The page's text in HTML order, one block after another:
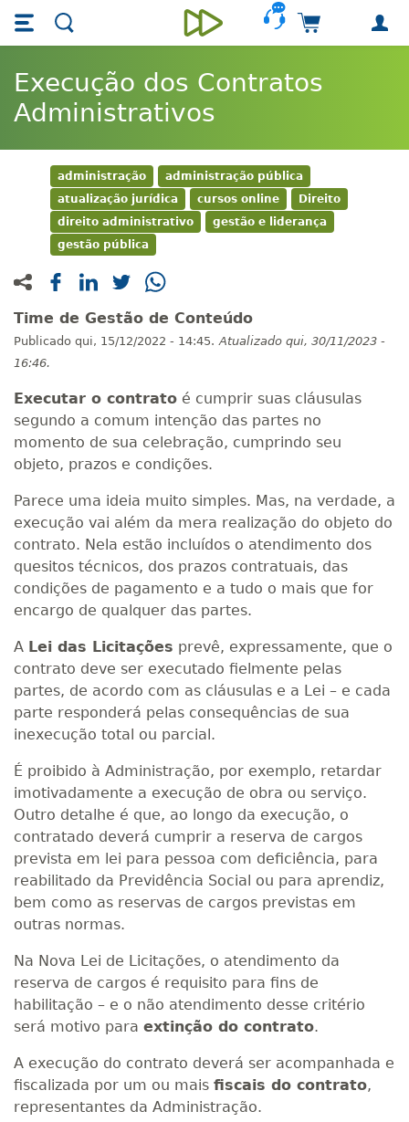
Skip main navigation
Skip to main content
Unieducar
Carrinho de
Execução dos Contratos
Administrativos
administração
administração pública
atualização jurídica
cursos online
Direito
direito administrativo
gestão e liderança
gestão pública
Time de Gestão de Conteúdo
Publicado qui, 15/12/2022 - 14:45. Atualizado qui, 30/11/2023 -
16:46.
Executar o contrato é cumprir suas cláusulas
segundo a comum intenção das partes no
momento de sua celebração, cumprindo seu
objeto, prazos e condições.
Parece uma ideia muito simples. Mas, na verdade, a
execução vai além da mera realização do objeto do
contrato. Nela estão incluídos o atendimento dos
quesitos técnicos, dos prazos contratuais, das
condições de pagamento e a tudo o mais que for
encargo de qualquer das partes.
A Lei das Licitações prevê, expressamente, que o
contrato deve ser executado fielmente pelas
partes, de acordo com as cláusulas e a Lei – e cada
parte responderá pelas consequências de sua
inexecução total ou parcial.
É proibido à Administração, por exemplo, retardar
imotivadamente a execução de obra ou serviço.
Outro detalhe é que, ao longo da execução, o
contratado deverá cumprir a reserva de cargos
prevista em lei para pessoa com deficiência, para
reabilitado da Previdência Social ou para aprendiz,
bem como as reservas de cargos previstas em
outras normas.
Na Nova Lei de Licitações, o atendimento da
reserva de cargos é requisito para fins de
habilitação – e o não atendimento desse critério
será motivo para extinção do contrato.
A execução do contrato deverá ser acompanhada e
fiscalizada por um ou mais fiscais do contrato,
representantes da Administração.